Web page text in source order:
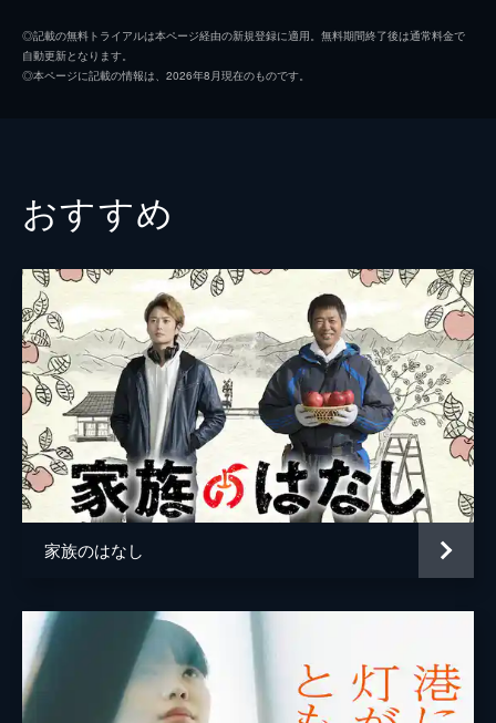
監督 川崎たろう
脚本 坂内映介
音楽 小山和生
製作 坂内映介
◎記載の無料トライアルは本ページ経由の新規登録に適用。無料期間終了後は通常料金で
自動更新となります。
◎本ページに記載の情報は、2026年8月現在のものです。
おすすめ
家族のはなし